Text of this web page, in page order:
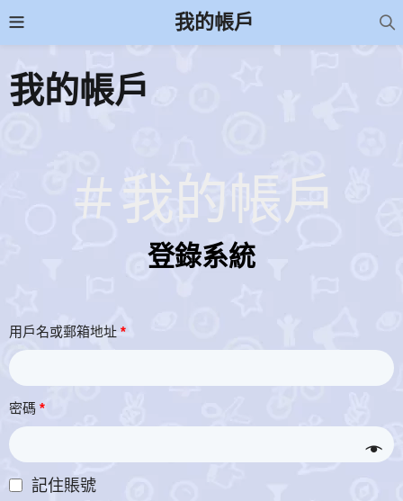
我的帳戶
我的帳戶
＃我的帳戶
登錄系統
用戶名或郵箱地址 *
密碼 *
記住賬號